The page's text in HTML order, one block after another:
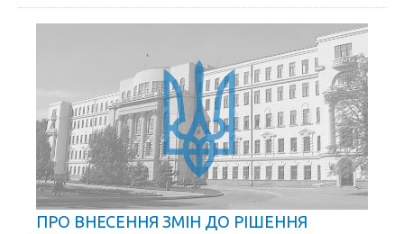
ПРО ВНЕСЕННЯ ЗМІН ДО РІШЕННЯ